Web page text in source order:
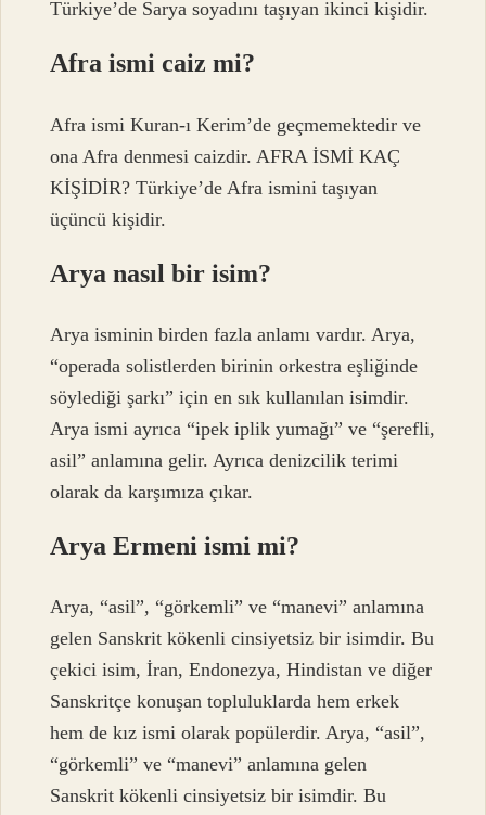
Türkiye’de Sarya soyadını taşıyan ikinci kişidir.
Afra ismi caiz mi?
Afra ismi Kuran-ı Kerim’de geçmemektedir ve
ona Afra denmesi caizdir. AFRA İSMİ KAÇ
KİŞİDİR? Türkiye’de Afra ismini taşıyan
üçüncü kişidir.
Arya nasıl bir isim?
Arya isminin birden fazla anlamı vardır. Arya,
“operada solistlerden birinin orkestra eşliğinde
söylediği şarkı” için en sık kullanılan isimdir.
Arya ismi ayrıca “ipek iplik yumağı” ve “şerefli,
asil” anlamına gelir. Ayrıca denizcilik terimi
olarak da karşımıza çıkar.
Arya Ermeni ismi mi?
Arya, “asil”, “görkemli” ve “manevi” anlamına
gelen Sanskrit kökenli cinsiyetsiz bir isimdir. Bu
çekici isim, İran, Endonezya, Hindistan ve diğer
Sanskritçe konuşan topluluklarda hem erkek
hem de kız ismi olarak popülerdir. Arya, “asil”,
“görkemli” ve “manevi” anlamına gelen
Sanskrit kökenli cinsiyetsiz bir isimdir. Bu